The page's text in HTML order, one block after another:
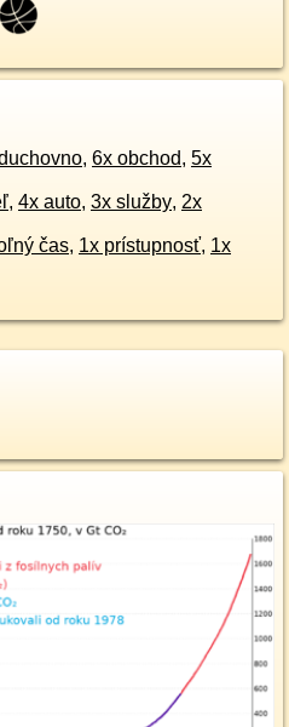
, 6x obchod, 5x
, 4x auto, 3x služby, 2x
čas, 1x prístupnosť, 1x